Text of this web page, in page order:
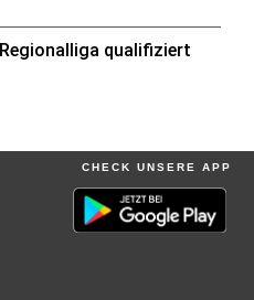
qualifiziert
CHECK UNSERE APP